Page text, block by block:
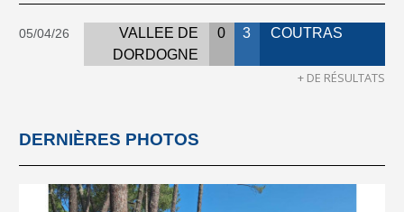
05/04/26
VALLEE DE
DORDOGNE
0 3 COUTRAS
+ DE RÉSULTATS
DERNIÈRES PHOTOS